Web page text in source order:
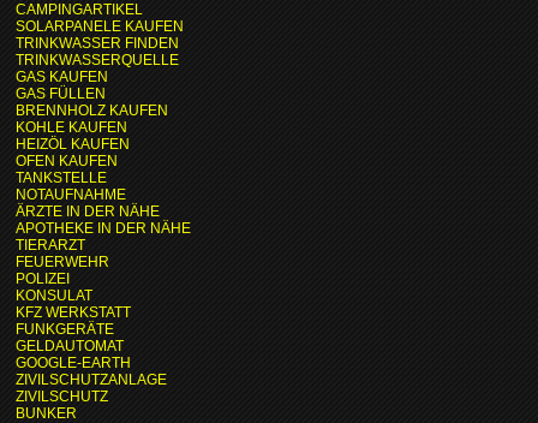
CAMPINGARTIKEL
SOLARPANELE KAUFEN
TRINKWASSER FINDEN
TRINKWASSERQUELLE
GAS KAUFEN
GAS FÜLLEN
BRENNHOLZ KAUFEN
KOHLE KAUFEN
HEIZÖL KAUFEN
OFEN KAUFEN
TANKSTELLE
NOTAUFNAHME
ÄRZTE IN DER NÄHE
APOTHEKE IN DER NÄHE
TIERARZT
FEUERWEHR
POLIZEI
KONSULAT
KFZ WERKSTATT
FUNKGERÄTE
GELDAUTOMAT
GOOGLE-EARTH
ZIVILSCHUTZANLAGE
ZIVILSCHUTZ
BUNKER